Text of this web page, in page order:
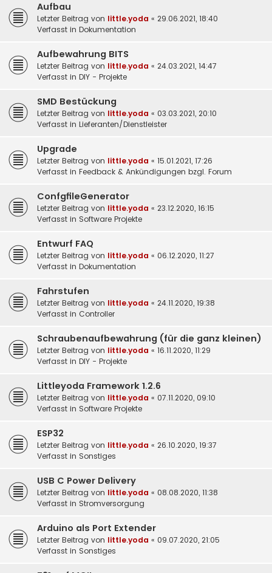
Aufbau
Letzter Beitrag von little.yoda « 29.06.2021, 18:40
Verfasst in Dokumentation
Aufbewahrung BITS
Letzter Beitrag von little.yoda « 24.03.2021, 14:47
Verfasst in DIY - Projekte
SMD Bestückung
Letzter Beitrag von little.yoda « 03.03.2021, 20:10
Verfasst in Lieferanten/Dienstleister
Upgrade
Letzter Beitrag von little.yoda « 15.01.2021, 17:26
Verfasst in Feedback & Ankündigungen bzgl. Forum
ConfgfileGenerator
Letzter Beitrag von little.yoda « 23.12.2020, 16:15
Verfasst in Software Projekte
Entwurf FAQ
Letzter Beitrag von little.yoda « 06.12.2020, 11:27
Verfasst in Dokumentation
Fahrstufen
Letzter Beitrag von little.yoda « 24.11.2020, 19:38
Verfasst in Controller
Schraubenaufbewahrung (für die ganz kleinen)
Letzter Beitrag von little.yoda « 16.11.2020, 11:29
Verfasst in DIY - Projekte
Littleyoda Framework 1.2.6
Letzter Beitrag von little.yoda « 07.11.2020, 09:10
Verfasst in Software Projekte
ESP32
Letzter Beitrag von little.yoda « 26.10.2020, 19:37
Verfasst in Sonstiges
USB C Power Delivery
Letzter Beitrag von little.yoda « 08.08.2020, 11:38
Verfasst in Stromversorgung
Arduino als Port Extender
Letzter Beitrag von little.yoda « 09.07.2020, 21:05
Verfasst in Sonstiges